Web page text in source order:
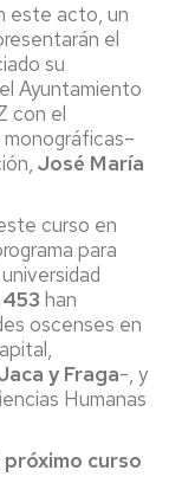
este acto, un
el
su
Ayuntamiento
con el
José María
curso en
para
453 han
oscenses en
y Fraga-, y
Humanas
curso